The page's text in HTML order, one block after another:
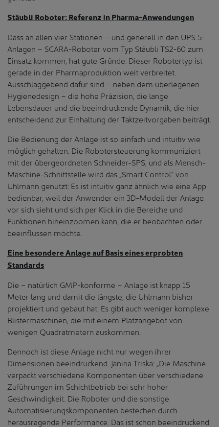
Stäubli Roboter: Referenz in Pharma-Anwendungen
Dass an allen vier Stationen – und generell in den UPS 5-
Anlagen – SCARA-Roboter vom Typ Stäubli TS2-60 zum
Einsatz kommen, hat gute Gründe: Dieser Robotertyp ist
gerade in der Pharmaproduktion weit verbreitet.
Ausschlaggebend dafür sind – neben dem überlegenen
Hygienedesign – die hohe Präzision, die lange
Lebensdauer und die beeindruckende Dynamik, die hier
entscheidend zur Einhaltung der Taktzeitvorgaben beiträgt.
Die Bedienung der Anlage ist so einfach und intuitiv wie
möglich gehalten. Die Robotersteuerung kommuniziert
mit der übergeordneten Schneider-SPS, und als Mensch-
Maschine-Schnittstelle wird das „Smart Control“ von
Uhlmann genutzt: Es ist intuitiv ganz ähnlich wie eine App
bedienbar, weil der Anwender ein 3D-Modell der Anlage
vor sich sieht und sich per Klick in die Bereiche und
Funktionen hineinzoomen kann, die er beobachten oder
beeinflussen möchte.
Eine besondere Anlage auf Basis eines erprobten
Standards
Die – natürlich GMP-konforme – Anlage ist knapp 15
Meter lang und damit die längste, die Uhlmann bisher
projektiert und gebaut hat: Es gibt auch weniger komplexe
Blistermaschinen, die mit einem Platzangebot von
wenigen Quadratmetern auskommen.
Dennoch ist diese Anlage nicht nur wegen ihrer
Dimensionen beeindruckend. Janina Triska: „Die Maschine
verpackt verschiedene Komponenten über verschiedene
Zuführungen im Schichtbetrieb bei sehr hoher
Geschwindigkeit. Die Roboter und die sonstige
Automatisierungskomponenten bestechen durch
herausragende Performance. Das ist schon beeindruckend